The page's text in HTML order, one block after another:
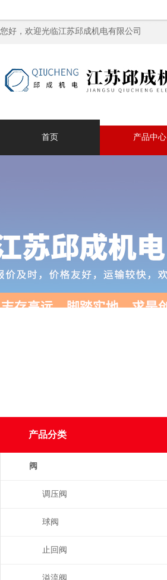
您好，欢迎光临江苏邱成机电有限公司
首页 产品中心
产品分类
阀
调压阀
球阀
止回阀
溢流阀